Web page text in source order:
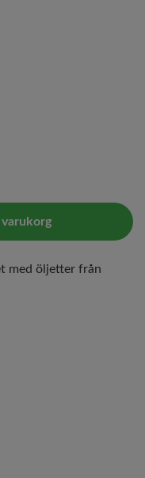
varukorg
med öljetter från